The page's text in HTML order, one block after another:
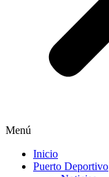
Menú
Inicio
Puerto Deportivo